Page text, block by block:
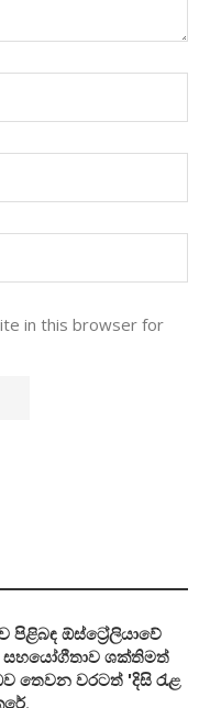
in this browser for
පිළිබඳ ඕස්ට්‍රේලියාවේ
සහයෝගීතාව ශක්තිමත්
තෙවන වරටත් 'දිසි රැළ